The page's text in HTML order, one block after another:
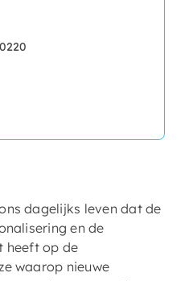
dagelijks leven dat de
en de
heeft op de
waarop nieuwe